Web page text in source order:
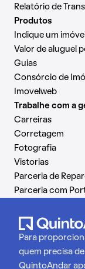
Relatório de
Produtos
Indique um imóvel
Valor de aluguel
Guias
Consórcio de
Imovelweb
Trabalhe com a
Carreiras
Corretagem
Fotografia
Vistorias
Parceria de
Parceria com
Para
quem precisa
QuintoAndar